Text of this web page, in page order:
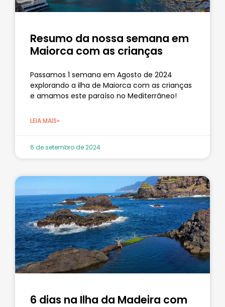
Resumo da nossa semana em
Maiorca com as crianças
Passamos 1 semana em Agosto de 2024
explorando a ilha de Maiorca com as crianças
e amamos este paraíso no Mediterrâneo!
LEIA MAIS»
6 de setembro de 2024
6 dias na Ilha da Madeira com